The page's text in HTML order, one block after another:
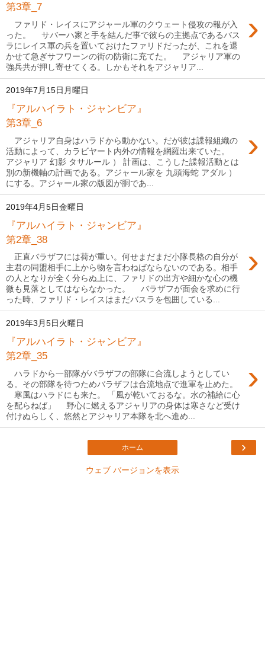
第3章_7
›
ファリド・レイスにアジャール軍のクウェート侵攻の報が入
った。 サバーハ家と手を結んだ事で彼らの主拠点であるバス
ラにレイス軍の兵を置いておけたファリドだったが、これを退
かせて急ぎサフワーンの街の防衛に充てた。 アジャリア軍の
強兵共が押し寄せてくる。しかもそれをアジャリア...
2019年7月15日月曜日
『アルハイラト・ジャンビア』
第3章_6
›
アジャリア自身はハラドから動かない。だが彼は諜報組織の
活動によって、カラビヤート内外の情報を網羅出来ていた。
アジャリア 幻影 タサルール ） 計画は、こうした諜報活動とは
別の新機軸の計画である。アジャール家を 九頭海蛇 アダル ）
にする。アジャール家の版図が胴であ...
2019年4月5日金曜日
『アルハイラト・ジャンビア』
第2章_38
›
正直バラザフには荷が重い。何せまだまだ小隊長格の自分が
主君の同盟相手に上から物を言わねばならないのである。相手
の人となりが全く分らぬ上に、ファリドの出方や細かな心の機
微も見落としてはならなかった。 バラザフが面会を求めに行
った時、ファリド・レイスはまだバスラを包囲している...
2019年3月5日火曜日
『アルハイラト・ジャンビア』
第2章_35
›
ハラドから一部隊がバラザフの部隊に合流しようとしてい
る。その部隊を待つためバラザフは合流地点で進軍を止めた。
寒風はハラドにも来た。 「風が乾いておるな。水の補給に心
を配らねば」 野心に燃えるアジャリアの身体は寒さなど受け
付けぬらしく、悠然とアジャリア本隊を北へ進め...
›
ホーム
ウェブ バージョンを表示